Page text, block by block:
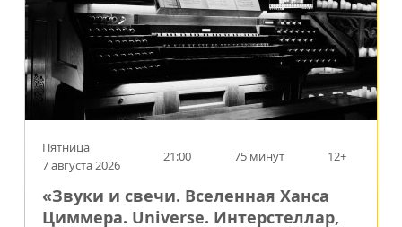
Пятница
7 августа 2026
21:00 75 минут 12+
«Звуки и свечи. Вселенная Ханса
Циммера. Universe. Интерстеллар,